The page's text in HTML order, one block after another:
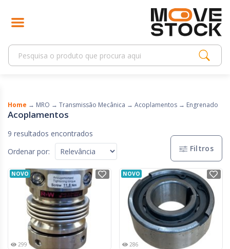
Home → MRO → Transmissão Mecânica → Acoplamentos → Engrenado
Acoplamentos
9 resultados encontrados
Ordenar por:
Filtros
NOVO
299
NOVO
286